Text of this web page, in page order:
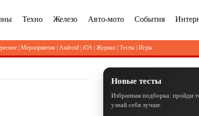
Техно Железо Авто-мото События
Мероприятия Android iOS Журнал Тесты Игры
Новые тесты
Избранная подборка: пройди
узнай себя лучше.